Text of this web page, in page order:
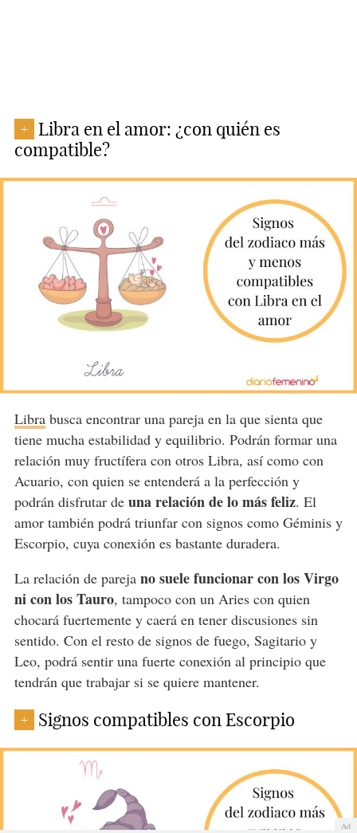
+
Libra en el amor: ¿con quién es
compatible?
Librabusca encontrar una pareja en la que sienta que
tiene mucha estabilidad y equilibrio. Podrán formar una
relación muy fructífera con otros Libra, así como con
Acuario, con quien se entenderá a la perfección y
podrán disfrutar de una relación de lo más feliz. El
amor también podrá triunfar con signos como Géminis y
Escorpio, cuya conexión es bastante duradera.
La relación de pareja no suele funcionar con los Virgo
ni con los Tauro, tampoco con un Aries con quien
chocará fuertemente y caerá en tener discusiones sin
sentido. Con el resto de signos de fuego, Sagitario y
Leo, podrá sentir una fuerte conexión al principio que
tendrán que trabajar si se quiere mantener.
+ Signos compatibles con Escorpio
Ad